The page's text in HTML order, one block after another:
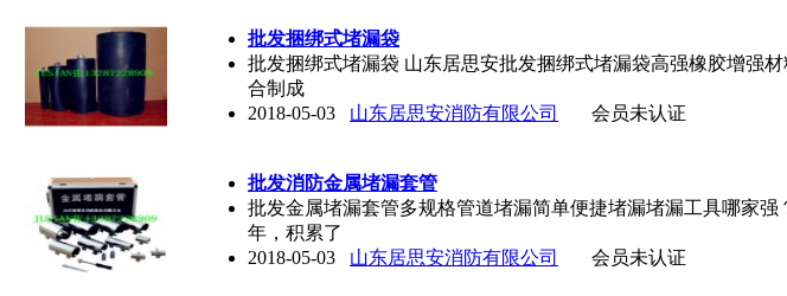
批发捆绑式堵漏袋
批发捆绑式堵漏袋 山东居思安批发捆绑式堵漏袋高强橡胶增强
合制成
2018-05-03
山东居思安消防有限公司 会员未认证
批发消防金属堵漏套管
批发金属堵漏套管多规格管道堵漏简单便捷堵漏堵漏工具哪家
年，积累了
2018-05-03
山东居思安消防有限公司 会员未认证